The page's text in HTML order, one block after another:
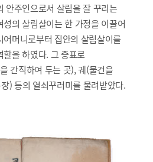
안주인으로서 살림을 잘 꾸리는
의 살림살이는 한 가정을 이끌어
머니로부터 집안의 살림살이를
을 하였다. 그 증표로
간직하여 두는 곳), 궤(물건을
) 등의 열쇠꾸러미를 물려받았다.